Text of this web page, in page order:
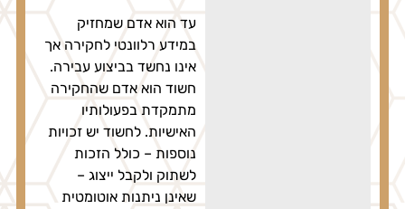
עד הוא אדם שמחזיק
במידע רלוונטי לחקירה אך
אינו נחשד בביצוע עבירה.
חשוד הוא אדם שהחקירה
מתמקדת בפעולותיו
האישיות. לחשוד יש זכויות
נוספות – כולל הזכות
לשתוק ולקבל ייצוג –
שאינן ניתנות אוטומטית